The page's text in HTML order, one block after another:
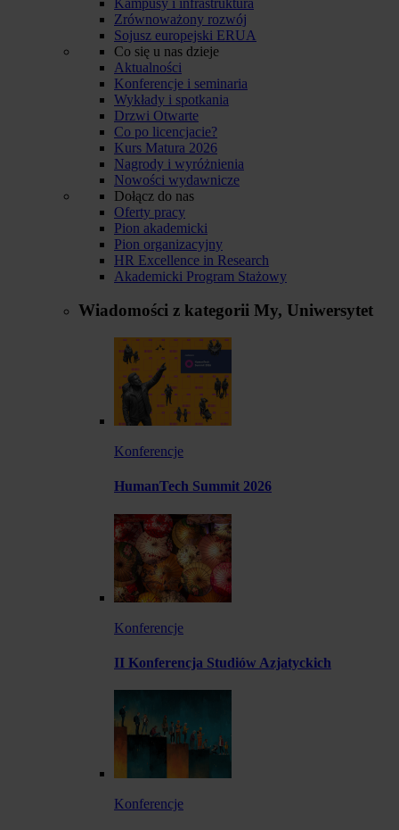
Zrównoważony rozwój
Sojusz europejski ERUA
Co się u nas dzieje
Aktualności
Konferencje i seminaria
Wykłady i spotkania
Drzwi Otwarte
Co po licencjacie?
Kurs Matura 2026
Nagrody i wyróżnienia
Nowości wydawnicze
Dołącz do nas
Oferty pracy
Pion akademicki
Pion organizacyjny
HR Excellence in Research
Akademicki Program Stażowy
Wiadomości z kategorii My, Uniwersytet
Konferencje
HumanTech Summit 2026
Konferencje
II Konferencja Studiów Azjatyckich
Konferencje